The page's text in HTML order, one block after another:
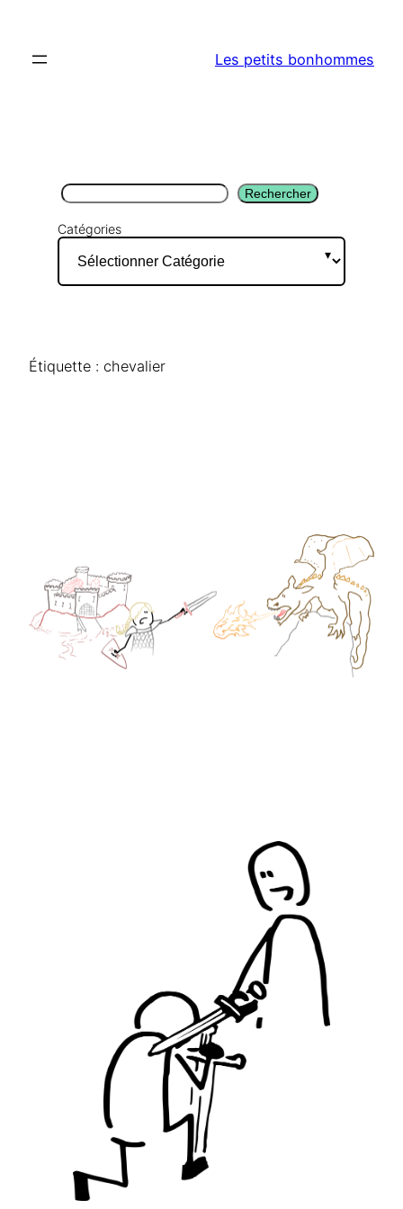
contenu
Les petits bonhommes
Rechercher Rechercher
Catégories
Étiquette : chevalier